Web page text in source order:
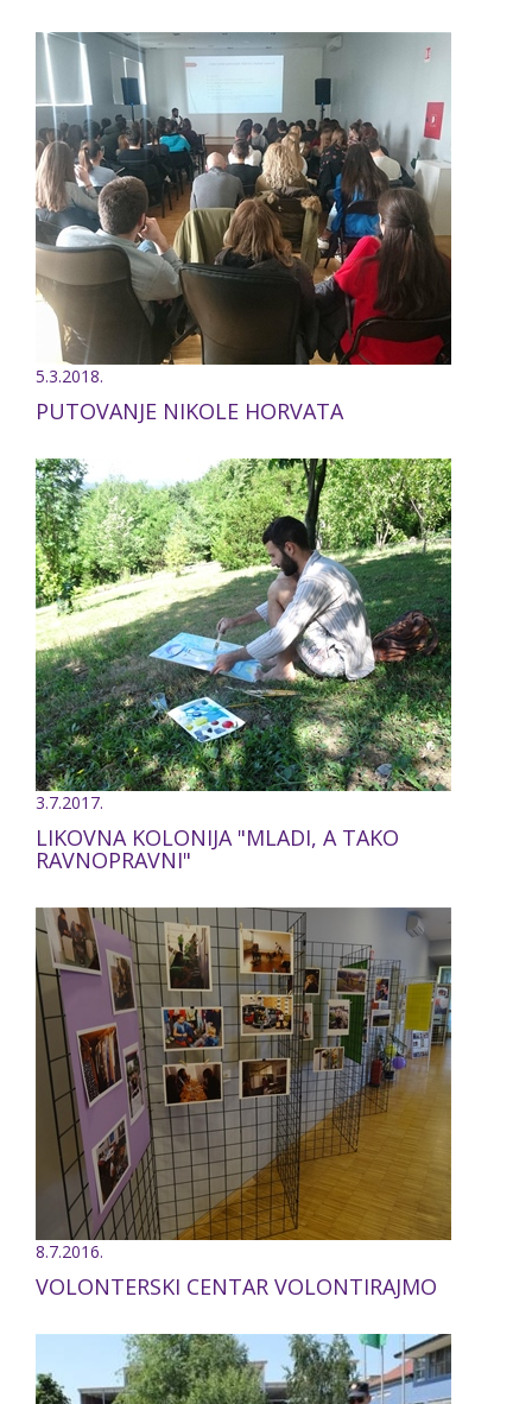
5.3.2018.
PUTOVANJE NIKOLE HORVATA
3.7.2017.
LIKOVNA KOLONIJA "MLADI, A TAKO
RAVNOPRAVNI"
8.7.2016.
VOLONTERSKI CENTAR VOLONTIRAJMO